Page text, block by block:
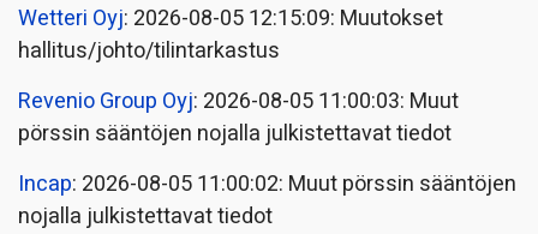
Wetteri Oyj: 2026-08-05 12:15:09: Muutokset
hallitus/johto/tilintarkastus
Revenio Group Oyj: 2026-08-05 11:00:03: Muut
pörssin sääntöjen nojalla julkistettavat tiedot
Incap: 2026-08-05 11:00:02: Muut pörssin sääntöjen
nojalla julkistettavat tiedot